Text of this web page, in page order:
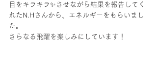
目をキラキラ✨ させながら結果を報告してく
れたN.Hさんから、エネルギーをもらいまし
た。
さらなる飛躍を楽しみにしています！